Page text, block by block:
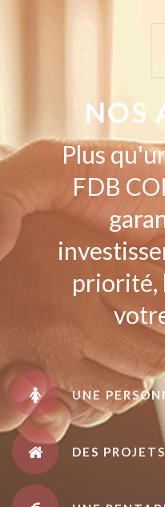
NOS
Plus
FDB
priorité,
UNE
DES